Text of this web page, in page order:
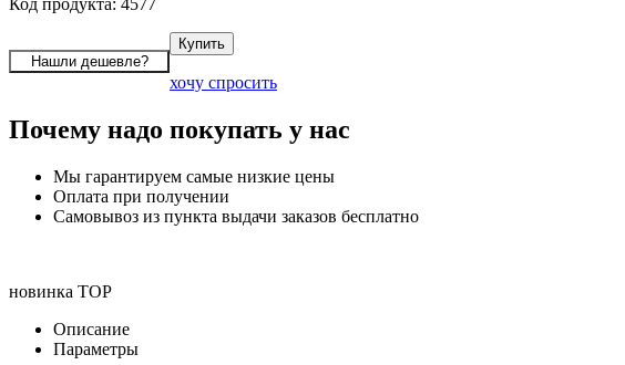
хочу спросить
Почему надо покупать у нас
Мы гарантируем самые низкие цены
Оплата при получении
Самовывоз из пункта выдачи заказов бесплатно
новинка TOP
Описание
Параметры